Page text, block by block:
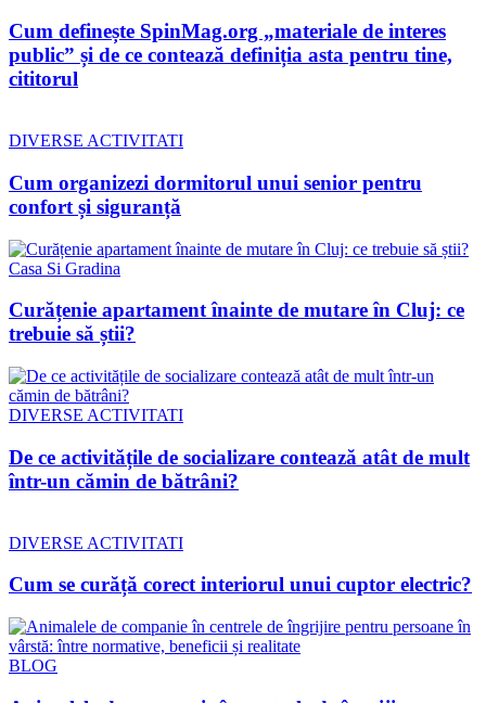
Cum definește SpinMag.org „materiale de interes
public” și de ce contează definiția asta pentru tine,
cititorul
DIVERSE ACTIVITATI
Cum organizezi dormitorul unui senior pentru
confort și siguranță
Casa Si Gradina
Curățenie apartament înainte de mutare în Cluj: ce
trebuie să știi?
DIVERSE ACTIVITATI
De ce activitățile de socializare contează atât de mult
într-un cămin de bătrâni?
DIVERSE ACTIVITATI
Cum se curăță corect interiorul unui cuptor electric?
BLOG